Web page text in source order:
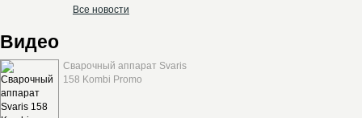
Все новости
Видео
Сварочный аппарат Svaris
158 Kombi Promo